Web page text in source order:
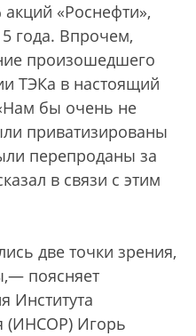
«Роснефти»,
года. Впрочем,
произошедшего
ТЭКа в настоящий
бы очень не
приватизированы
перепроданы за
в связи с этим
две точки зрения,
поясняет
Института
(ИНСОР) Игорь